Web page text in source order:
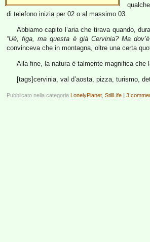
di telefono inizia per 02 o al massimo 03.
Abbiamo capito l’aria che tirava quando,
“Uè, figa, ma questa è già Cervinia? Ma
convinceva che in montagna, oltre una certa
Alla fine, la natura è talmente magnifica che
[tags]cervinia, val d’aosta, pizza, turismo,
Pubblicato nella categoria LonelyPlanet StillLife | 3